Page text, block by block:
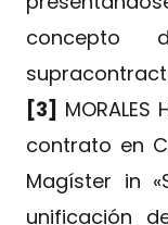
concepto
[3]
contrato en
Magíster in
unificación